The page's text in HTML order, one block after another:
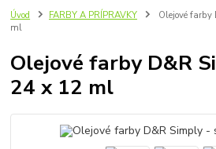
Úvod FARBY A PRÍPRAVKY
Olejové
ml
Olejové farby D&R
24 x 12 ml